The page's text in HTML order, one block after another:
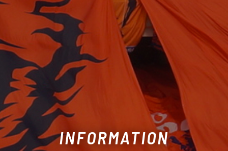
INFORMATION